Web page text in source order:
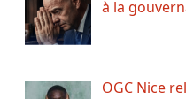
à la
OGC Nice